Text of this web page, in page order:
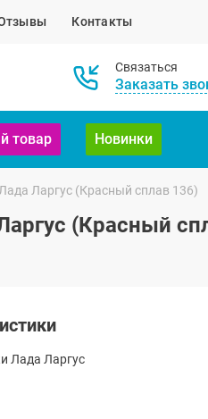
Контакты
Связаться
Заказать
товар Новинки
Ларгус (Красный сплав 136)
(Красный
Лада Ларгус